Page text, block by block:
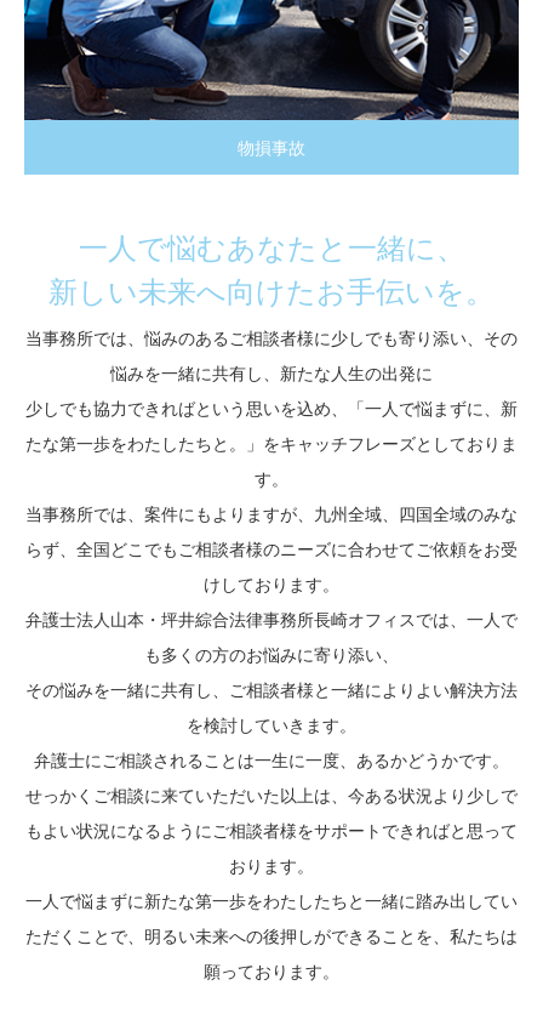
物損事故
一人で悩むあなたと一緒に、
新しい未来へ向けたお手伝いを。
当事務所では、悩みのあるご相談者様に少しでも寄り添い、その
悩みを一緒に共有し、新たな人生の出発に
少しでも協力できればという思いを込め、「一人で悩まずに、新
たな第一歩をわたしたちと。」をキャッチフレーズとしておりま
す。
当事務所では、案件にもよりますが、九州全域、四国全域のみな
らず、全国どこでもご相談者様のニーズに合わせてご依頼をお受
けしております。
弁護士法人山本・坪井綜合法律事務所長崎オフィスでは、一人で
も多くの方のお悩みに寄り添い、
その悩みを一緒に共有し、ご相談者様と一緒によりよい解決方法
を検討していきます。
弁護士にご相談されることは一生に一度、あるかどうかです。
せっかくご相談に来ていただいた以上は、今ある状況より少しで
もよい状況になるようにご相談者様をサポートできればと思って
おります。
一人で悩まずに新たな第一歩をわたしたちと一緒に踏み出してい
ただくことで、明るい未来への後押しができることを、私たちは
願っております。